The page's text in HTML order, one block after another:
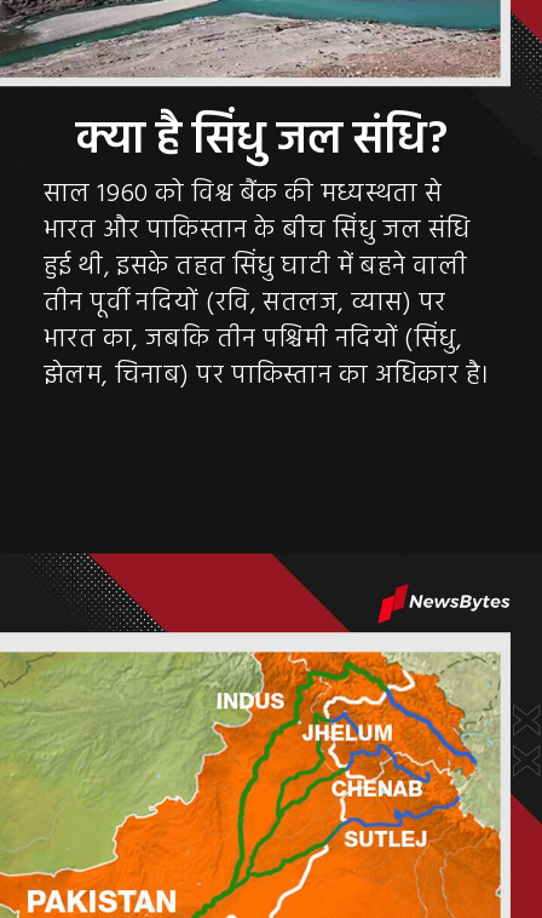
साल 1960 को विश्व बैंक की मध्यस्थता से
भारत और पाकिस्तान के बीच सिंधु जल संधि
हुई थी, इसके तहत सिंधु घाटी में बहने वाली
तीन पूर्वी नदियों (रवि, सतलज, व्यास) पर
भारत का, जबकि तीन पश्चिमी नदियों (सिंधु,